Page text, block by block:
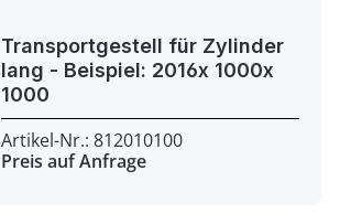
Transportgestell für Zylinder
lang - Beispiel: 2016x 1000x
1000
Artikel-Nr.: 812010100
Preis auf Anfrage